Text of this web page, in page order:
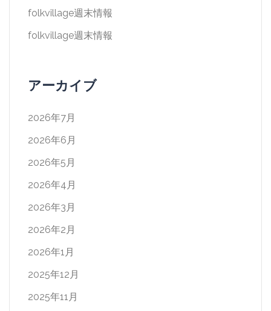
folkvillage週末情報
folkvillage週末情報
アーカイブ
2026年7月
2026年6月
2026年5月
2026年4月
2026年3月
2026年2月
2026年1月
2025年12月
2025年11月